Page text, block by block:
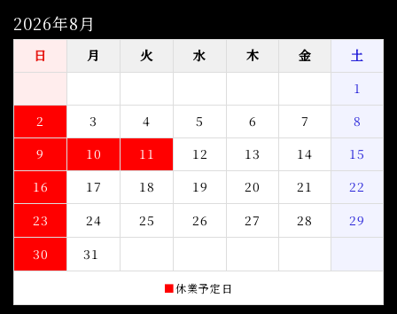
2026年8月
日 月 火 水 木 金
土
1
2
3 4 5 6 7
8
9
10 11 12 13 14
15
16
17 18 19 20 21
22
23
24 25 26 27 28
29
30
31
■休業予定日